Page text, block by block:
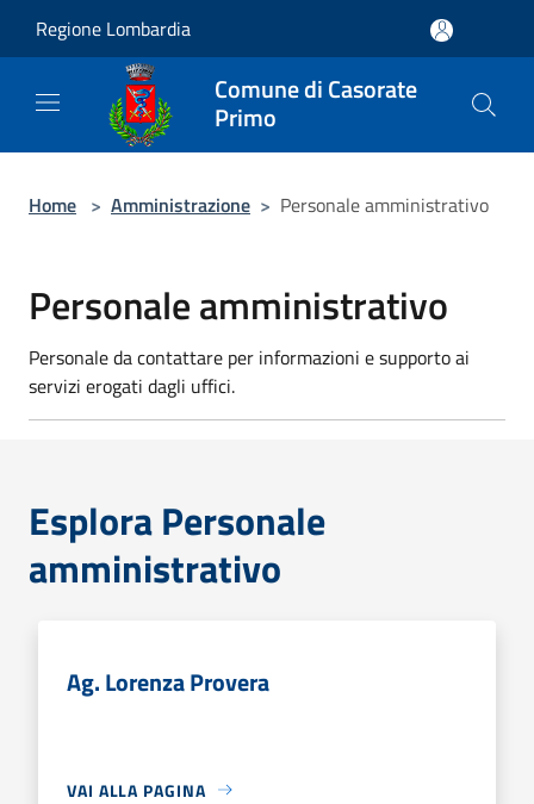
Regione Lombardia
Comune di Casorate
Primo
Home > Amministrazione > Personale amministrativo
Personale amministrativo
Personale da contattare per informazioni e supporto ai
servizi erogati dagli uffici.
Esplora Personale
amministrativo
Ag. Lorenza Provera
VAI ALLA PAGINA